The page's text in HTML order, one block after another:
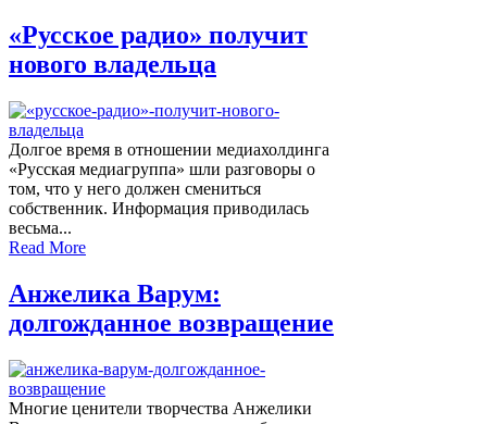
«Русское радио» получит
нового владельца
Долгое время в отношении медиахолдинга
«Русская медиагруппа» шли разговоры о
том, что у него должен смениться
собственник. Информация приводилась
весьма...
Read More
Анжелика Варум:
долгожданное возвращение
Многие ценители творчества Анжелики